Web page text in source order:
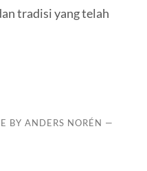
tradisi yang telah
BYANDERS NORÉN —